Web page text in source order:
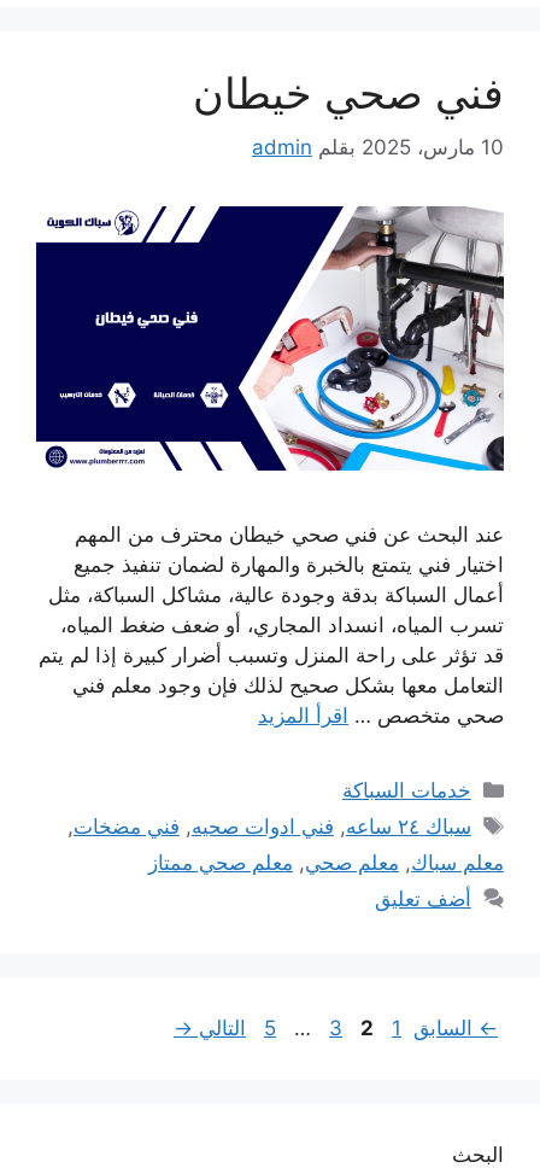
فني صحي خيطان
10 مارس، 2025 بقلم admin
عند البحث عن فني صحي خيطان محترف من المهم
اختيار فني يتمتع بالخبرة والمهارة لضمان تنفيذ جميع
أعمال السباكة بدقة وجودة عالية، مشاكل السباكة، مثل
تسرب المياه، انسداد المجاري، أو ضعف ضغط المياه،
قد تؤثر على راحة المنزل وتسبب أضرار كبيرة إذا لم يتم
التعامل معها بشكل صحيح لذلك فإن وجود معلم فني
صحي متخصص … اقرأ المزيد
التصنيفات
خدمات السباكة
الوسوم
سباك ٢٤ ساعه , فني ادوات صحيه, فني مضخات,
معلم سباك, معلم صحي, معلم صحي ممتاز
أضف تعليق
← السابق Page
1
Page
2
Page
3
…
Page
5 التالي →
البحث